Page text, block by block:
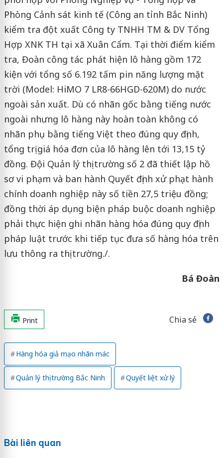
Phòng Cảnh sát kinh tế (Công an tỉnh Bắc Ninh)
kiểm tra đột xuất Công ty TNHH TM & DV Tổng
Hợp XNK TH tại xã Xuân Cẩm. Tại thời điểm kiểm
tra, Đoàn công tác phát hiện lô hàng gồm 172
kiện với tổng số 6.192 tấm pin năng lượng mặt
trời (Model: HiMO 7 LR8-66HGD-620M) do nước
ngoài sản xuất. Dù có nhãn gốc bằng tiếng nước
ngoài nhưng lô hàng này hoàn toàn không có
nhãn phụ bằng tiếng Việt theo đúng quy định,
tổng trị giá hóa đơn của lô hàng lên tới 13,15 tỷ
đồng. Đội Quản lý thị trường số 2 đã thiết lập hồ
sơ vi phạm và ban hành Quyết định xử phạt hành
chính doanh nghiệp này số tiền 27,5 triệu đồng;
đồng thời áp dụng biện pháp buộc doanh nghiệp
phải thực hiện ghi nhãn hàng hóa đúng quy định
pháp luật trước khi tiếp tục đưa số hàng hóa trên
lưu thông ra thị trường./.
Bá Đoàn
Print Chia sẻ
Hàng hóa giả mạo nhãn mác
Quản lý thị trường Bắc Ninh Quyết liệt xử lý
Bài liên quan